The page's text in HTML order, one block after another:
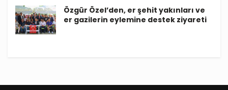
Özgür Özel’den, er şehit yakınları ve
er gazilerin eylemine destek ziyareti